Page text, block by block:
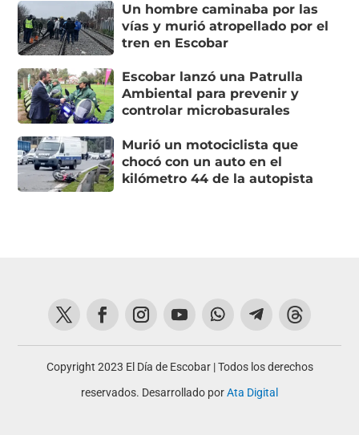
Un hombre caminaba por las
vías y murió atropellado por el
tren en Escobar
Escobar lanzó una Patrulla
Ambiental para prevenir y
controlar microbasurales
Murió un motociclista que
chocó con un auto en el
kilómetro 44 de la autopista
Copyright 2023 El Día de Escobar | Todos los derechos
reservados. Desarrollado porAta Digital